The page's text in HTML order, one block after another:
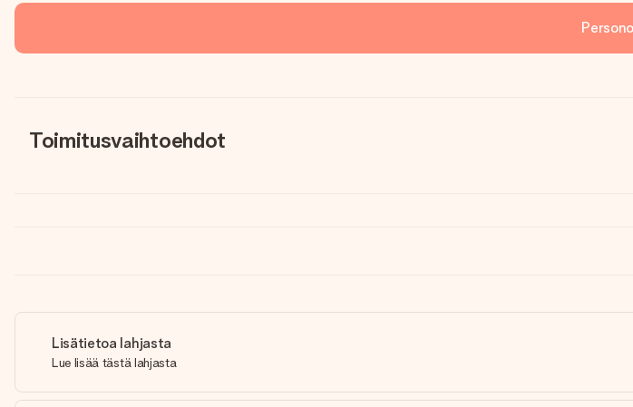
Toimitusvaihtoehdot
Lisätietoa lahjasta
Lue lisää tästä lahjasta